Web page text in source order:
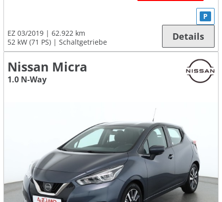
EZ 03/2019
62.922 km
52 kW (71 PS)
Schaltgetriebe
P
Details
Nissan Micra
1.0 N-Way